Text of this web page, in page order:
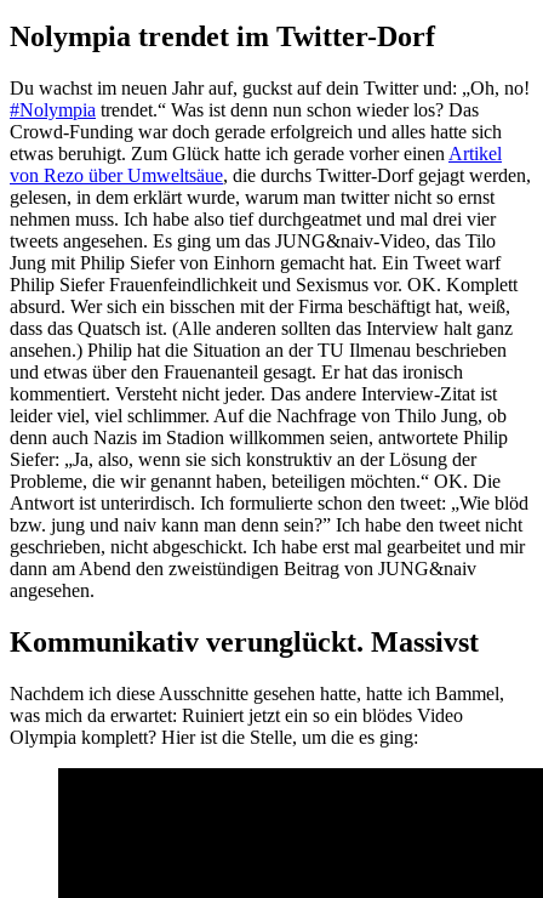
Nolympia trendet im Twitter-Dorf
Du wachst im neuen Jahr auf, guckst auf dein Twitter und: „Oh, no!
#Nolympia trendet.“ Was ist denn nun schon wieder los? Das
Crowd-Funding war doch gerade erfolgreich und alles hatte sich
etwas beruhigt. Zum Glück hatte ich gerade vorher einen Artikel
von Rezo über Umweltsäue, die durchs Twitter-Dorf gejagt werden,
gelesen, in dem erklärt wurde, warum man twitter nicht so ernst
nehmen muss. Ich habe also tief durchgeatmet und mal drei vier
tweets angesehen. Es ging um das JUNG&naiv-Video, das Tilo
Jung mit Philip Siefer von Einhorn gemacht hat. Ein Tweet warf
Philip Siefer Frauenfeindlichkeit und Sexismus vor. OK. Komplett
absurd. Wer sich ein bisschen mit der Firma beschäftigt hat, weiß,
dass das Quatsch ist. (Alle anderen sollten das Interview halt ganz
ansehen.) Philip hat die Situation an der TU Ilmenau beschrieben
und etwas über den Frauenanteil gesagt. Er hat das ironisch
kommentiert. Versteht nicht jeder. Das andere Interview-Zitat ist
leider viel, viel schlimmer. Auf die Nachfrage von Thilo Jung, ob
denn auch Nazis im Stadion willkommen seien, antwortete Philip
Siefer: „Ja, also, wenn sie sich konstruktiv an der Lösung der
Probleme, die wir genannt haben, beteiligen möchten.“ OK. Die
Antwort ist unterirdisch. Ich formulierte schon den tweet: „Wie blöd
bzw. jung und naiv kann man denn sein?” Ich habe den tweet nicht
geschrieben, nicht abgeschickt. Ich habe erst mal gearbeitet und mir
dann am Abend den zweistündigen Beitrag von JUNG&naiv
angesehen.
Kommunikativ verunglückt. Massivst
Nachdem ich diese Ausschnitte gesehen hatte, hatte ich Bammel,
was mich da erwartet: Ruiniert jetzt ein so ein blödes Video
Olympia komplett? Hier ist die Stelle, um die es ging: